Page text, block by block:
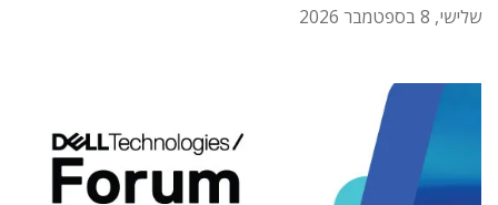
שלישי, 8 בספטמבר 2026